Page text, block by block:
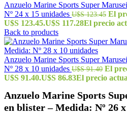
Anzuelo Marine Sports Super
Nº 24 x 15 unidades U$S123.45 El
U$S 123.45.U$S 117.28El precio
Back to products
Anzuelo Marine Sports Super
Nº 28 x 10 unidades U$S91.40 El
U$S 91.40.U$S 86.83El precio
Anzuelo Marine Sports
en blister – Medida: Nº 26